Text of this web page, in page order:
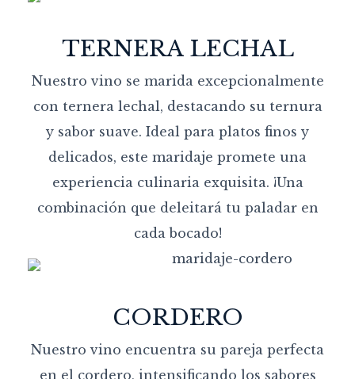
TERNERA LECHAL
Nuestro vino se marida excepcionalmente
con ternera lechal, destacando su ternura
y sabor suave. Ideal para platos finos y
delicados, este maridaje promete una
experiencia culinaria exquisita. ¡Una
combinación que deleitará tu paladar en
cada bocado!
CORDERO
Nuestro vino encuentra su pareja perfecta
en el cordero, intensificando los sabores